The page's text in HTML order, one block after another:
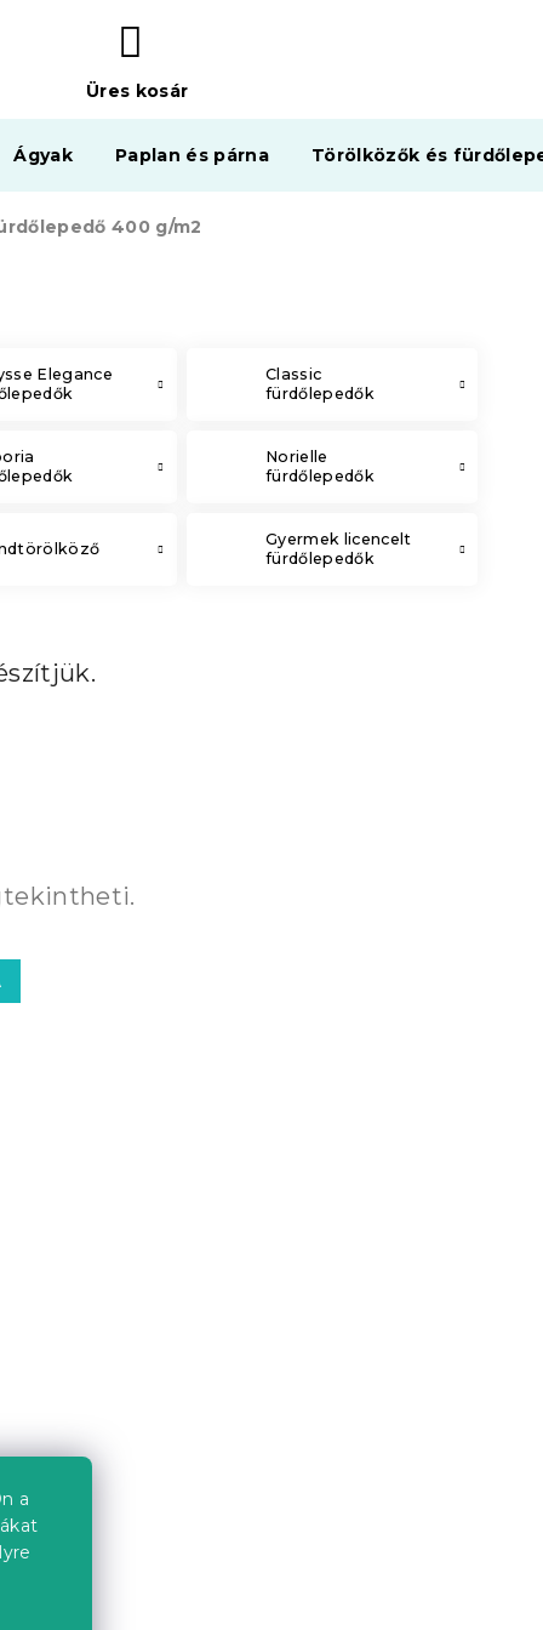
a
KOSÁR
Üres kosár
Ágyak Paplan és párna Törölközők és
400 g/m2
Elegance
Classic
fürdőlepedők
Norielle
fürdőlepedők
Gyermek licencelt
fürdőlepedők